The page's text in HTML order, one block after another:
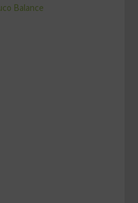
Balance